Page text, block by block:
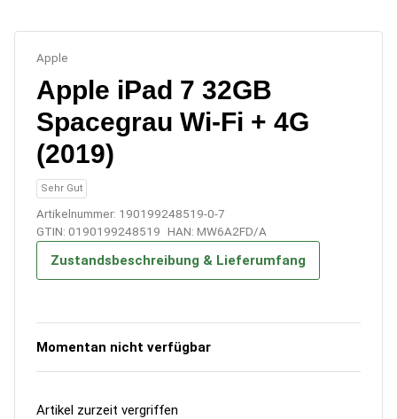
Apple
Apple iPad 7 32GB
Spacegrau Wi-Fi + 4G
(2019)
Sehr Gut
Artikelnummer: 190199248519-0-7
GTIN: 0190199248519 HAN: MW6A2FD/A
Zustandsbeschreibung & Lieferumfang
Momentan nicht verfügbar
Artikel zurzeit vergriffen